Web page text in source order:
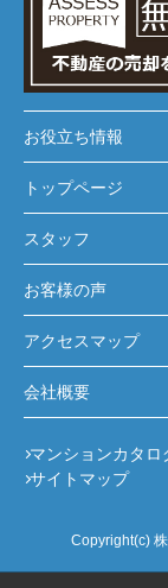
お役立ち情報
トップページ
スタッフ
お客様の声
アクセスマップ
会社概要
マンションカタロ
サイトマップ
Copyright(c)